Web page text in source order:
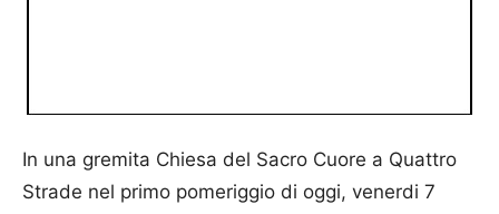
In una gremita Chiesa del Sacro Cuore a Quattro
Strade nel primo pomeriggio di oggi, venerdi 7